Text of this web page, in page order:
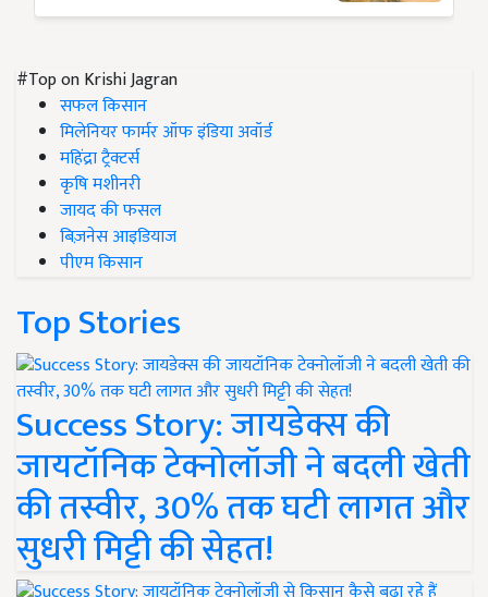
#Top on Krishi Jagran
सफल किसान
मिलेनियर फार्मर ऑफ इंडिया अवॉर्ड
महिंद्रा ट्रैक्टर्स
कृषि मशीनरी
जायद की फसल
बिज़नेस आइडियाज
पीएम किसान
Top Stories
Success Story: जायडेक्स की
जायटॉनिक टेक्नोलॉजी ने बदली खेती
की तस्वीर, 30% तक घटी लागत और
सुधरी मिट्टी की सेहत!